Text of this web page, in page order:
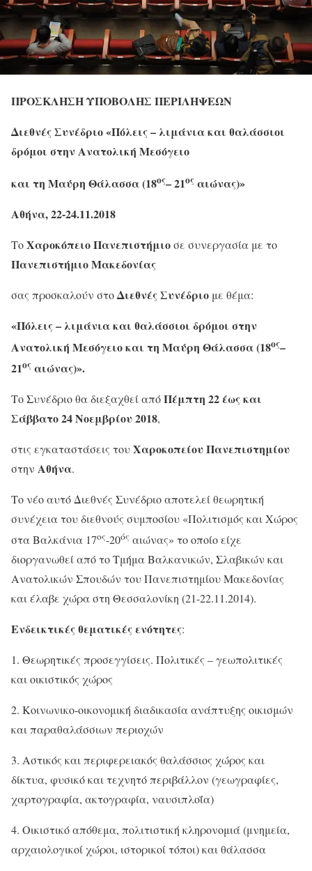
ΠΡΟΣΚΛΗΣΗ ΥΠΟΒΟΛΗΣ ΠΕΡΙΛΗΨΕΩΝ
Διεθνές Συνέδριο «Πόλεις – λιμάνια και θαλάσσιοι
δρόμοι στην Ανατολική Μεσόγειο
και τη Μαύρη Θάλασσα (18ος– 21ος αιώνας)»
Αθήνα, 22-24.11.2018
ΤοΧαροκόπειο Πανεπιστήμιοσε συνεργασία με το
Πανεπιστήμιο Μακεδονίας
σας προσκαλούν στοΔιεθνές Συνέδριο με θέμα:
«Πόλεις – λιμάνια και θαλάσσιοι δρόμοι στην
Ανατολική Μεσόγειο και τη Μαύρη Θάλασσα (18ος–
21ος αιώνας)».
Το Συνέδριο θα διεξαχθεί απόΠέμπτη 22 έως και
Σάββατο 24 Νοεμβρίου 2018,
στις εγκαταστάσεις τουΧαροκοπείου Πανεπιστημίου
στην Αθήνα.
Το νέο αυτό Διεθνές Συνέδριο αποτελεί θεωρητική
συνέχεια του διεθνούς συμποσίου «Πολιτισμός και Χώρος
στα Βαλκάνια 17ος-20ός αιώνας» το οποίο είχε
διοργανωθεί από το Τμήμα Βαλκανικών, Σλαβικών και
Ανατολικών Σπουδών του Πανεπιστημίου Μακεδονίας
και έλαβε χώρα στη Θεσσαλονίκη (21-22.11.2014).
Ενδεικτικές θεματικές ενότητες:
1. Θεωρητικές προσεγγίσεις. Πολιτικές – γεωπολιτικές
και οικιστικός χώρος
2. Κοινωνικο-οικονομική διαδικασία ανάπτυξης οικισμών
και παραθαλάσσιων περιοχών
3. Αστικός και περιφερειακός θαλάσσιος χώρος και
δίκτυα, φυσικό και τεχνητό περιβάλλον (γεωγραφίες,
χαρτογραφία, ακτογραφία, ναυσιπλοΐα)
4. Οικιστικό απόθεμα, πολιτιστική κληρονομιά (μνημεία,
αρχαιολογικοί χώροι, ιστορικοί τόποι) και θάλασσα